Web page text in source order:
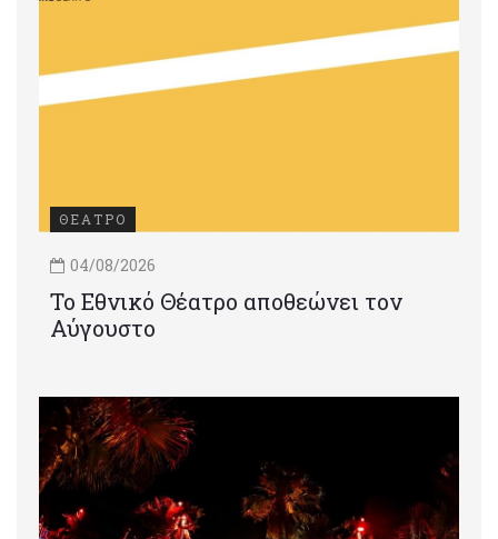
ΘΕΑΤΡΟ
04/08/2026
Το Εθνικό Θέατρο αποθεώνει τον
Αύγουστο